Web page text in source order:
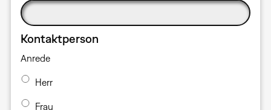
Kontaktperson
Anrede
Herr
Frau